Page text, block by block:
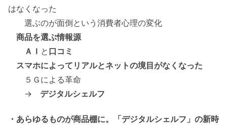
はなくなった
選ぶのが面倒という消費者心理の変化
商品を選ぶ情報源
ＡＩ と 口コミ
スマホによってリアルとネットの境目がなくなった
５Ｇによる革命
→ デジタルシェルフ
・あらゆるものが商品棚に。「デジタルシェルフ」の新時